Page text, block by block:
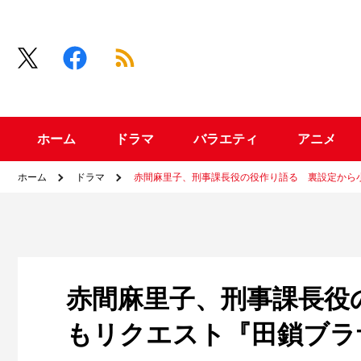
ホーム ドラマ バラエティ アニメ
ホーム ドラマ 赤間麻里子、刑事課長役の役作り語る 裏設定から
赤間麻里子、刑事課長
もリクエスト『田鎖ブ